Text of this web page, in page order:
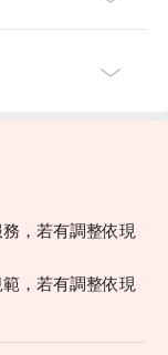
，若有調整依現
，若有調整依現